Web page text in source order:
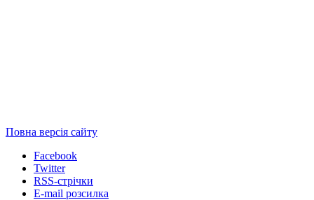
Повна версія сайту
Facebook
Twitter
RSS-стрічки
E-mail розсилка